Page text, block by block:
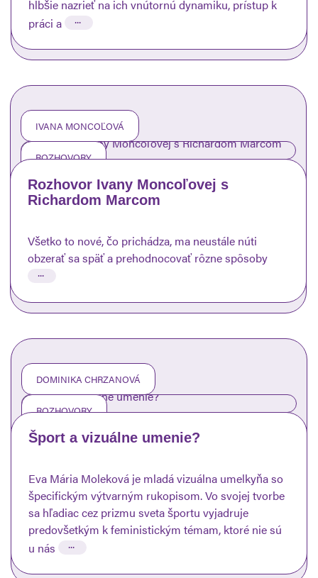
hlbšie nazrieť na ich vnútornú dynamiku, prístup k
práci a
...
IVANA MONCOĽOVÁ
ROZHOVORY
Rozhovor Ivany Moncoľovej s
Richardom Marcom
Všetko to nové, čo prichádza, ma neustále núti
obzerať sa späť a prehodnocovať rôzne spôsoby
...
DOMINIKA CHRZANOVÁ
ROZHOVORY
Šport a vizuálne umenie?
Eva Mária Moleková je mladá vizuálna umelkyňa so
špecifickým výtvarným rukopisom. Vo svojej tvorbe
sa hľadiac cez prizmu sveta športu vyjadruje
predovšetkým k feministickým témam, ktoré nie sú
u nás
...